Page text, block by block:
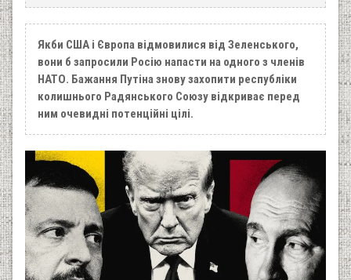
Якби США і Європа відмовилися від Зеленського,
вони б запросили Росію напасти на одного з членів
НАТО. Бажання Путіна знову захопити республіки
колишнього Радянського Союзу відкриває перед
ним очевидні потенційні цілі.